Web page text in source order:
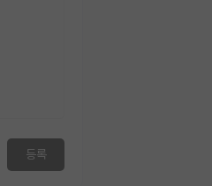
등록